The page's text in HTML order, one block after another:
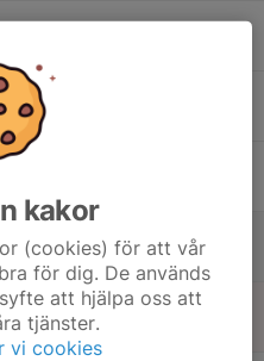
kakor
(cookies) för att vår
för dig. De används
att hjälpa oss att
tjänster.
vi cookies